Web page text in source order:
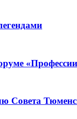
Совета